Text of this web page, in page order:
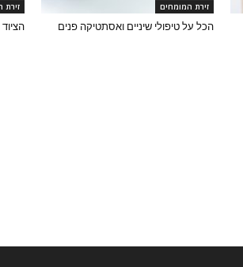
זירת המומחים
הכל על טיפולי שיניים ואסתטיקה פנים
זירת